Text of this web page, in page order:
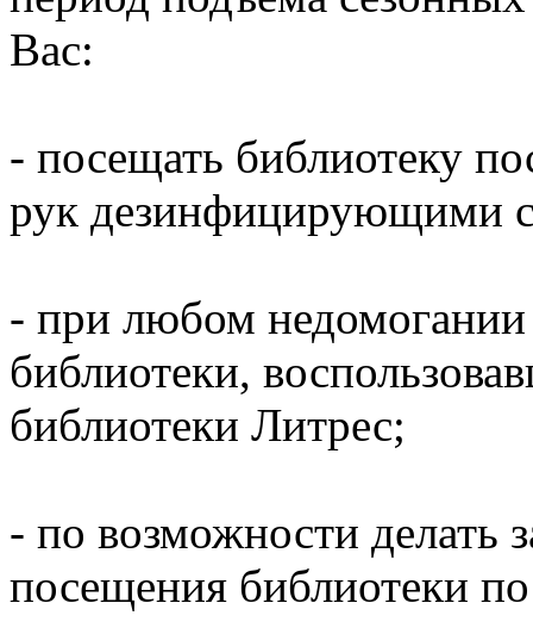
Вас:
- посещать библиотеку
рук дезинфицирующими
- при любом недомогании
библиотеки,
библиотеки Литрес;
- по возможности делать
посещения библиотеки